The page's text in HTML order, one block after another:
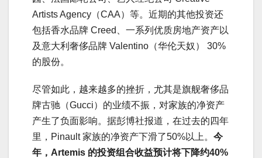
Artists Agency（CAA）等。近期的其他投资还
包括香水品牌 Creed、一系列优质房地产资产以
及意大利奢侈品牌 Valentino（华伦天奴） 30%
的股份。
尽管如此，越来越多的挫折，尤其是旗舰奢侈品
牌古驰（Gucci）的业绩不振，对家族的净资产
产生了负面影响。据彭博社报道，在过去的四年
里，Pinault 家族的净资产下滑了50%以上。 今
年，Artemis 的投资组合收益预计将下降约40%